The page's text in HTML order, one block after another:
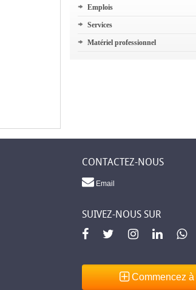
Emplois
Services
Matériel professionnel
CONTACTEZ-NOUS
Email
SUIVEZ-NOUS SUR
Commencez à